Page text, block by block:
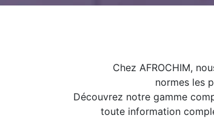
Chez AFROCHIM, nous
normes les
Découvrez notre gamme
toute information